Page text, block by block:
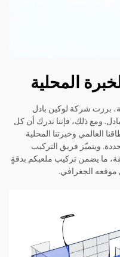
المحلية
أكثر من ٨٩٨٠ ملعباً في ٥٩ دولة، برزت شركة لوكين بادل
ومع ذلك، فإننا ندرك أن كل
العالمي وخبرتنا المحلية
ويتميّز فريق التركيب
ما يضمن تركيب ملعبكم بدقةٍ
موقعه الجغرافي.